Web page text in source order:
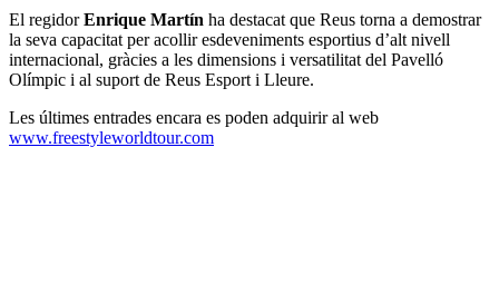
El regidorEnrique Martín ha destacat que Reus torna a demostrar
la seva capacitat per acollir esdeveniments esportius d’alt nivell
internacional, gràcies a les dimensions i versatilitat del Pavelló
Olímpic i al suport de Reus Esport i Lleure.
Les últimes entrades encara es poden adquirir al web
www.freestyleworldtour.com